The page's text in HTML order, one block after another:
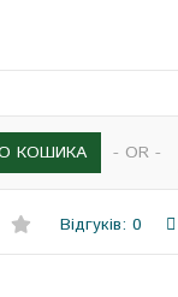
КОШИКА - OR -
Відгуків: 0